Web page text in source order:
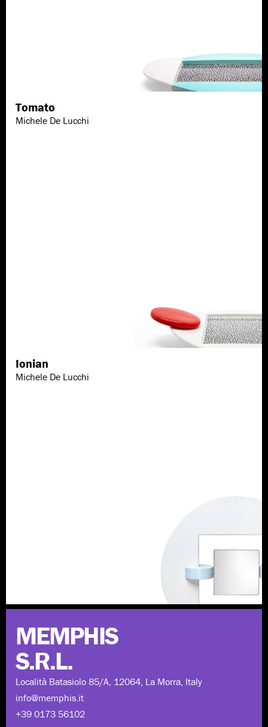
Tomato
Michele De Lucchi
Ionian
Michele De Lucchi
MEMPHIS
S.R.L.
Località Batasiolo 85/A, 12064, La Morra, Italy
info@memphis.it
+39 0173 56102